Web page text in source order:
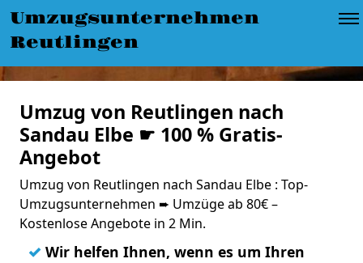
Umzugsunternehmen
Reutlingen
Umzug von Reutlingen nach
Sandau Elbe ☛ 100 % Gratis-
Angebot
Umzug von Reutlingen nach Sandau Elbe : Top-
Umzugsunternehmen ➨ Umzüge ab 80€ –
Kostenlose Angebote in 2 Min.
✓ Wir helfen Ihnen, wenn es um Ihren